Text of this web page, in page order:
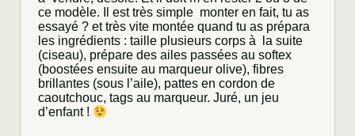
ce modèle. Il est très simple monter en fait, tu as
essayé ? et très vite montée quand tu as prépara
les ingrédients : taille plusieurs corps à la suite
(ciseau), prépare des ailes passées au softex
(boostées ensuite au marqueur olive), fibres
brillantes (sous l’aile), pattes en cordon de
caoutchouc, tags au marqueur. Juré, un jeu
d’enfant !